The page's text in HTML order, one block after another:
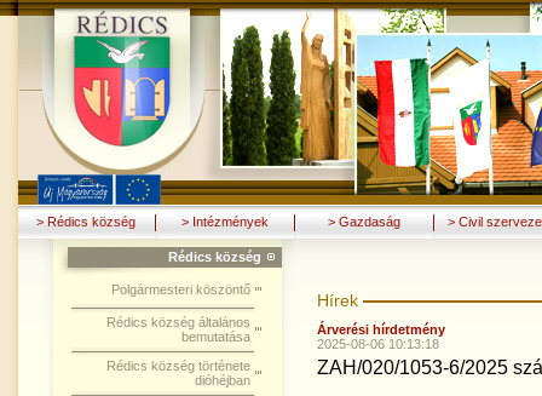
> Rédics község > Intézmények > Gazdaság > Civil
Rédics község
Polgármesteri köszöntő
Rédics község általános
bemutatása
Rédics község története
dióhéjban
Hírek
Árverési hírdetmény
2025-08-06 10:13:18
ZAH/020/1053-6/2025